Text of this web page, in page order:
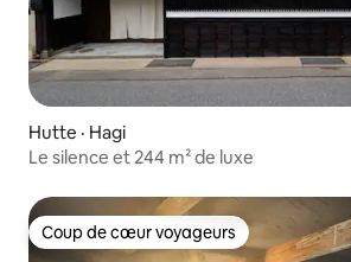
Hutte · Hagi
Le silence et 244 m² de luxe
Coup de cœur voyageurs
Coup de cœur voyageurs